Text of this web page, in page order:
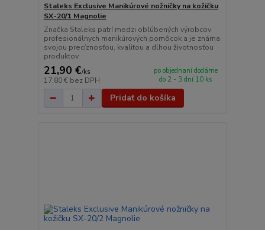
Staleks Exclusive Manikúrové nožničky na kožičku
SX-20/1 Magnolie
Značka Staleks patrí medzi obľúbených výrobcov
profesionálnych manikúrových pomôcok a je známa
svojou precíznosťou, kvalitou a dlhou životnosťou
produktov.
21,90 €/ks
17,80 € bez DPH
po objednaní dodáme
do 2 - 3 dní 10 ks
Pridať do košíka